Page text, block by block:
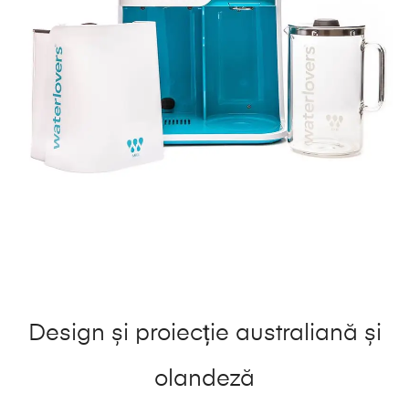
Design și proiecție australiană și
olandeză